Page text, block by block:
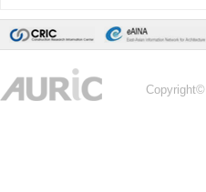
Copyright©